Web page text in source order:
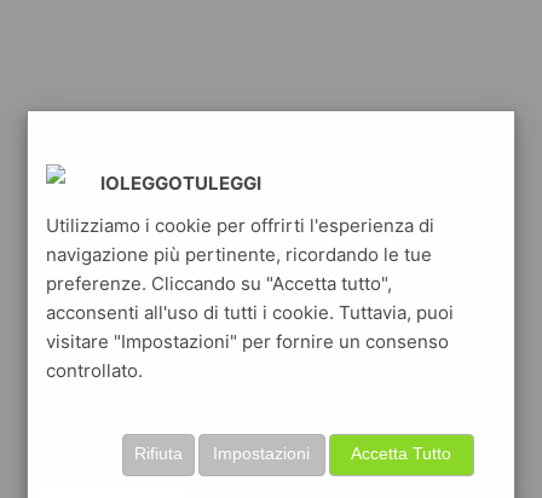
IOLEGGOTULEGGI
Utilizziamo i cookie per offrirti l'esperienza di
navigazione più pertinente, ricordando le tue
preferenze. Cliccando su "Accetta tutto",
acconsenti all'uso di tutti i cookie. Tuttavia, puoi
visitare "Impostazioni" per fornire un consenso
controllato.
Accetta Tutto
Impostazioni
Rifiuta